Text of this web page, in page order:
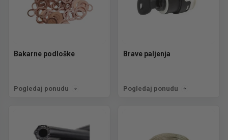
Bakarne podloške
Pogledaj ponudu
Brave paljenja
Pogledaj ponudu